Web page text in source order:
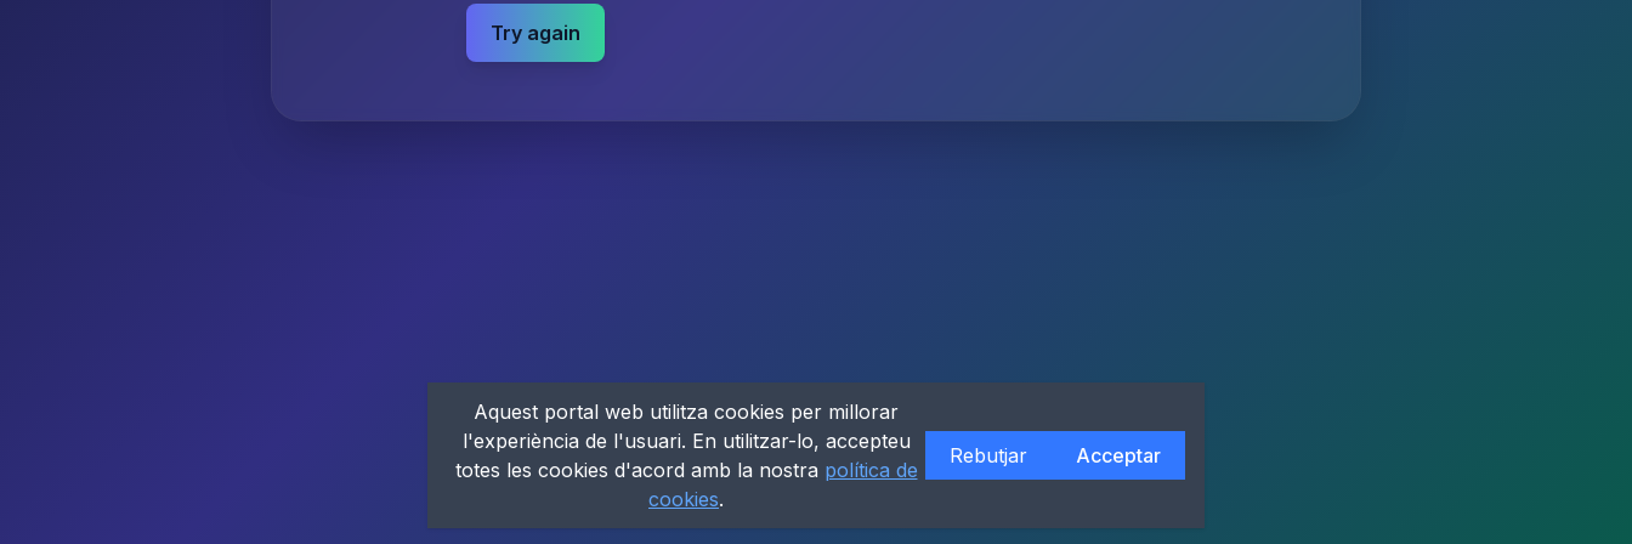
Try again
Aquest portal web utilitza cookies per millorar
l'experiència de l'usuari. En utilitzar-lo, accepteu
totes les cookies d'acord amb la nostra política de
cookies.
Rebutjar Acceptar